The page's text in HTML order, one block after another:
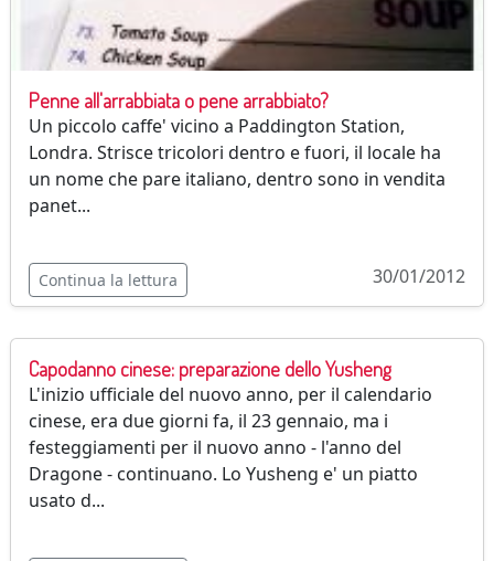
Penne all'arrabbiata o pene arrabbiato?
Un piccolo caffe' vicino a Paddington Station,
Londra. Strisce tricolori dentro e fuori, il locale ha
un nome che pare italiano, dentro sono in vendita
panet...
Continua la lettura 30/01/2012
Capodanno cinese: preparazione dello Yusheng
L'inizio ufficiale del nuovo anno, per il calendario
cinese, era due giorni fa, il 23 gennaio, ma i
festeggiamenti per il nuovo anno - l'anno del
Dragone - continuano. Lo Yusheng e' un piatto
usato d...